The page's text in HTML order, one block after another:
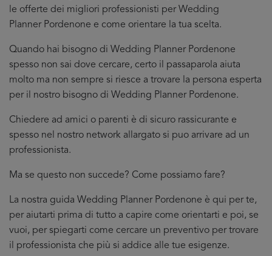
le offerte dei migliori professionisti per Wedding
Planner Pordenone e come orientare la tua scelta.
Quando hai bisogno di Wedding Planner Pordenone
spesso non sai dove cercare, certo il passaparola aiuta
molto ma non sempre si riesce a trovare la persona esperta
per il nostro bisogno di Wedding Planner Pordenone.
Chiedere ad amici o parenti è di sicuro rassicurante e
spesso nel nostro network allargato si puo arrivare ad un
professionista.
Ma se questo non succede? Come possiamo fare?
La nostra guida Wedding Planner Pordenone è qui per te,
per aiutarti prima di tutto a capire come orientarti e poi, se
vuoi, per spiegarti come cercare un preventivo per trovare
il professionista che più si addice alle tue esigenze.